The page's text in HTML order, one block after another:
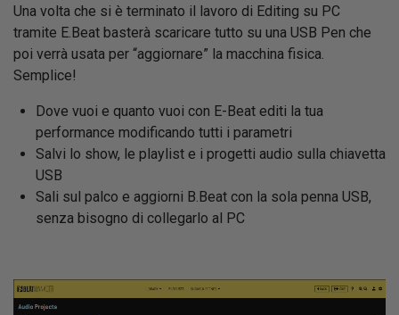
Una volta che si è terminato il lavoro di Editing su PC
tramite E.Beat basterà scaricare tutto su una USB Pen che
poi verrà usata per “aggiornare” la macchina fisica.
Semplice!
Dove vuoi e quanto vuoi con E-Beat editi la tua
performance modificando tutti i parametri
Salvi lo show, le playlist e i progetti audio sulla chiavetta
USB
Sali sul palco e aggiorni B.Beat con la sola penna USB,
senza bisogno di collegarlo al PC